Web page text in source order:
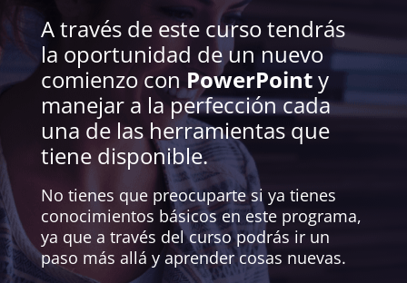
A través de este curso tendrás
la oportunidad de un nuevo
comienzo conPowerPointy
manejar a la perfección cada
una de las herramientas que
tiene disponible.
No tienes que preocuparte si ya tienes
conocimientos básicos en este programa,
ya que a través del curso podrás ir un
paso más allá y aprender cosas nuevas.